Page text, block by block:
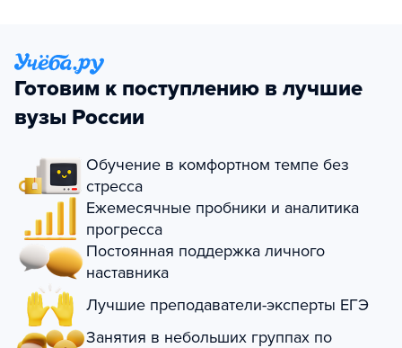
Готовим к поступлению в лучшие
вузы России
Обучение в комфортном темпе без
стресса
Ежемесячные пробники и аналитика
прогресса
Постоянная поддержка личного
наставника
Лучшие преподаватели-эксперты ЕГЭ
Занятия в небольших группах по